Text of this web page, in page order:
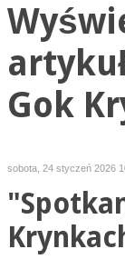
Gok
sobota, 24 styczeń 2026